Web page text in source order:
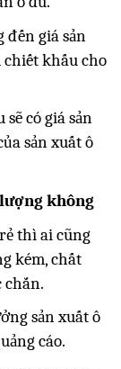
đến giá sản
chiết khấu cho
có giá sản
sản xuất ô
không
thì ai cũng
kém, chất
chắn.
sản xuất ô
cáo.